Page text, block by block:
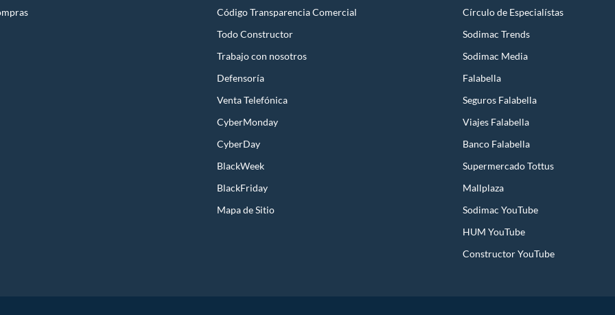
Código Transparencia Comercial
Todo Constructor
Trabajo con nosotros
Defensoría
Venta Telefónica
CyberMonday
CyberDay
BlackWeek
BlackFriday
Mapa de Sitio
Círculo de Especialístas
Sodimac Trends
Sodimac Media
Falabella
Seguros Falabella
Viajes Falabella
Banco Falabella
Supermercado Tottus
Mallplaza
Sodimac YouTube
HUM YouTube
Constructor YouTube